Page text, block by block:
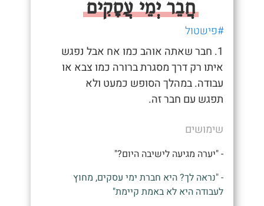
חֲבֵר יְמֵי עֲסָקִים
#פישטול
1. חבר שאתה אוהב כמו אח אבל נפגש
איתו רק דרך מסגרת ברורה כמו צבא או
עבודה. במהלך הסופש כמעט ולא
תפגש עם חבר זה.
שימושים
- "יערה מגיעה לישיבה היום?"
- "נראה לך? היא חברת ימי עסקים, מחוץ
לעבודה היא לא באמת קיימת"